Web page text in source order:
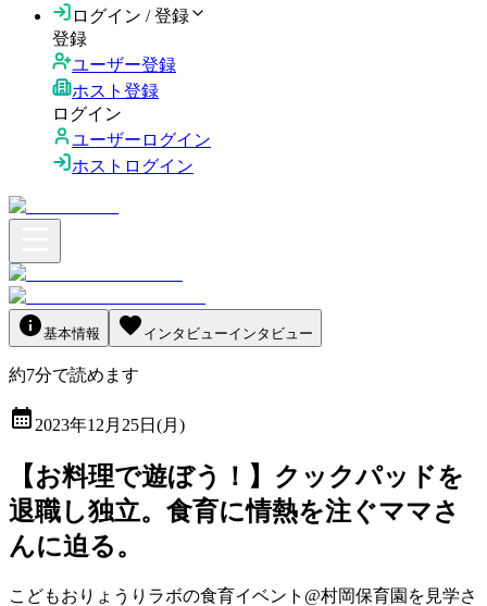
ログイン / 登録
登録
ユーザー登録
ホスト登録
ログイン
ユーザーログイン
ホストログイン
基本情報 インタビューインタビュー
約7分で読めます
2023年12月25日(月)
【お料理で遊ぼう！】クックパッドを
退職し独立。食育に情熱を注ぐママさ
んに迫る。
こどもおりょうりラボの食育イベント@村岡保育園を見学さ